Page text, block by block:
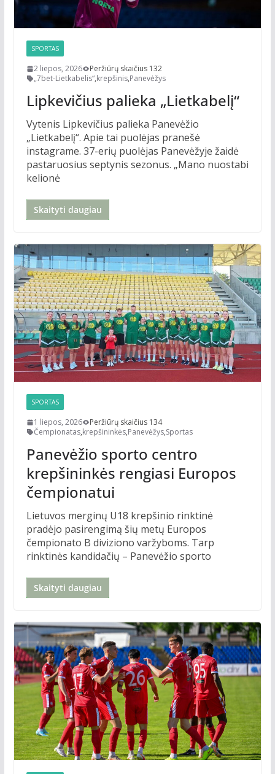
SPORTAS
2 liepos, 2026
Peržiūrų skaičius 132
„7bet-Lietkabelis“,krepšinis,Panevėžys
Lipkevičius palieka „Lietkabelį“
Vytenis Lipkevičius palieka Panevėžio
„Lietkabelį“. Apie tai puolėjas pranešė
instagrame. 37-erių puolėjas Panevėžyje žaidė
pastaruosius septynis sezonus. „Mano nuostabi
kelionė
Skaityti daugiau
SPORTAS
1 liepos, 2026
Peržiūrų skaičius 134
Čempionatas,krepšininkės,Panevėžys,Sportas
Panevėžio sporto centro
krepšininkės rengiasi Europos
čempionatui
Lietuvos merginų U18 krepšinio rinktinė
pradėjo pasirengimą šių metų Europos
čempionato B diviziono varžyboms. Tarp
rinktinės kandidačių – Panevėžio sporto
Skaityti daugiau